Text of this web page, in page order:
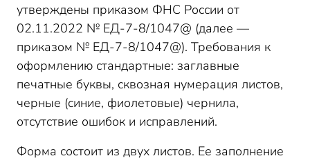
утверждены приказом ФНС России от
02.11.2022 № ЕД-7-8/1047@ (далее —
приказом № ЕД-7-8/1047@). Требования к
оформлению стандартные: заглавные
печатные буквы, сквозная нумерация листов,
черные (синие, фиолетовые) чернила,
отсутствие ошибок и исправлений.
Форма состоит из двух листов. Ее заполнение